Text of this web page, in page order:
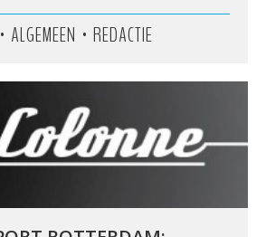
• ALGEMEEN • REDACTIE